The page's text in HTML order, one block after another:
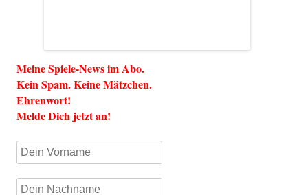
Meine Spiele-News im Abo.
Kein Spam. Keine Mätzchen.
Ehrenwort!
Melde Dich jetzt an!